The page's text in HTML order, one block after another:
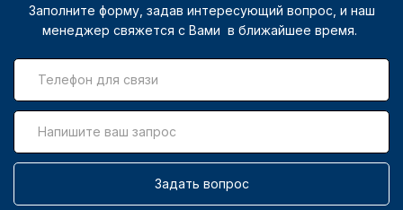
Заполните форму, задав интересующий вопрос, и наш
менеджер свяжется с Вами в ближайшее время.
Задать вопрос